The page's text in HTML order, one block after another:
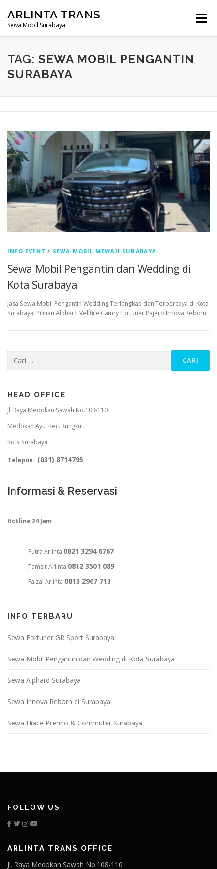
konten
ARLINTA TRANS
Sewa Mobil Surabaya
Menu
HOME PROFIL KAMI HARGA SEWA
TAG: SEWA MOBIL PENGANTIN
SURABAYA
INFO EVENT / SEWA MOBIL MEWAH SURABAYA
Sewa Mobil Pengantin dan Wedding di
Kota Surabaya
Jasa Sewa Mobil Pengantin Wedding Terlengkap dan Terpercaya di Kota
Surabaya, Pilihan Alphard Vellfire Camry Fortuner Pajero Innova Reborn
untuk:
HEAD OFFICE
Jl. Raya Medokan Sawah No.108-110
Medokan Ayu, Kec. Rungkut
Kota Surabaya
Telepon : (031) 8714795
Informasi & Reservasi
Hotline 24 Jam
Putra Arlinta 0821 3294 6767
Tamsir Arlinta 0812 3501 089
Faizal Arlinta 0813 2967 713
INFO TERBARU
Sewa Fortuner GR Sport Surabaya
Sewa Mobil Pengantin dan Wedding di Kota Surabaya
Sewa Alphard Surabaya
Sewa Innova Reborn di Surabaya
Sewa Hiace Premio & Commuter Surabaya
FOLLOW US
ARLINTA TRANS OFFICE
Jl. Raya Medokan Sawah No.108-110